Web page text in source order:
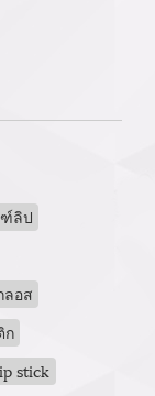
ลิป
ลอส
ก
stick